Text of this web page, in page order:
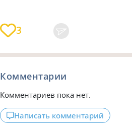
3
Комментарии
Комментариев пока нет.
Написать комментарий